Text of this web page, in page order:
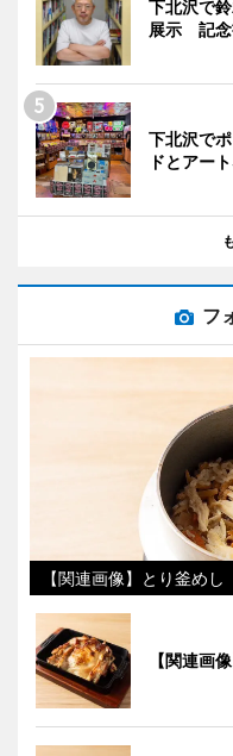
下北沢で
展示 記念
下北沢で
ドとアー
フ
【関連画像】とり釜めし
【関連画